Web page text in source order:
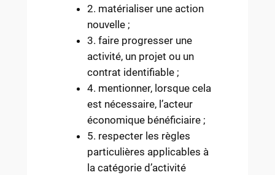
2. matérialiser une action
nouvelle ;
3. faire progresser une
activité, un projet ou un
contrat identifiable ;
4. mentionner, lorsque cela
est nécessaire, l’acteur
économique bénéficiaire ;
5. respecter les règles
particulières applicables à
la catégorie d’activité